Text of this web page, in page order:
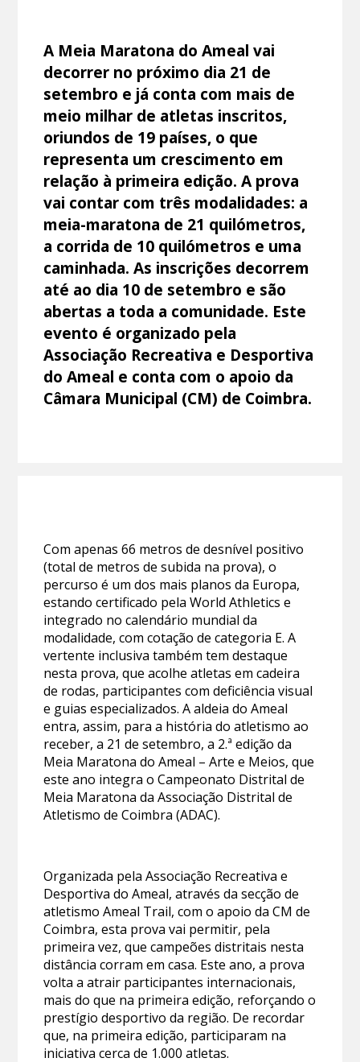
A Meia Maratona do Ameal vai
decorrer no próximo dia 21 de
setembro e já conta com mais de
meio milhar de atletas inscritos,
oriundos de 19 países, o que
representa um crescimento em
relação à primeira edição. A prova
vai contar com três modalidades: a
meia-maratona de 21 quilómetros,
a corrida de 10 quilómetros e uma
caminhada. As inscrições decorrem
até ao dia 10 de setembro e são
abertas a toda a comunidade. Este
evento é organizado pela
Associação Recreativa e Desportiva
do Ameal e conta com o apoio da
Câmara Municipal (CM) de Coimbra.
Com apenas 66 metros de desnível positivo
(total de metros de subida na prova), o
percurso é um dos mais planos da Europa,
estando certificado pela World Athletics e
integrado no calendário mundial da
modalidade, com cotação de categoria E. A
vertente inclusiva também tem destaque
nesta prova, que acolhe atletas em cadeira
de rodas, participantes com deficiência visual
e guias especializados. A aldeia do Ameal
entra, assim, para a história do atletismo ao
receber, a 21 de setembro, a 2.ª edição da
Meia Maratona do Ameal – Arte e Meios, que
este ano integra o Campeonato Distrital de
Meia Maratona da Associação Distrital de
Atletismo de Coimbra (ADAC).
Organizada pela Associação Recreativa e
Desportiva do Ameal, através da secção de
atletismo Ameal Trail, com o apoio da CM de
Coimbra, esta prova vai permitir, pela
primeira vez, que campeões distritais nesta
distância corram em casa. Este ano, a prova
volta a atrair participantes internacionais,
mais do que na primeira edição, reforçando o
prestígio desportivo da região. De recordar
que, na primeira edição, participaram na
iniciativa cerca de 1.000 atletas.